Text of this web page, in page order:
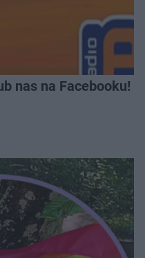
nas na Facebooku!